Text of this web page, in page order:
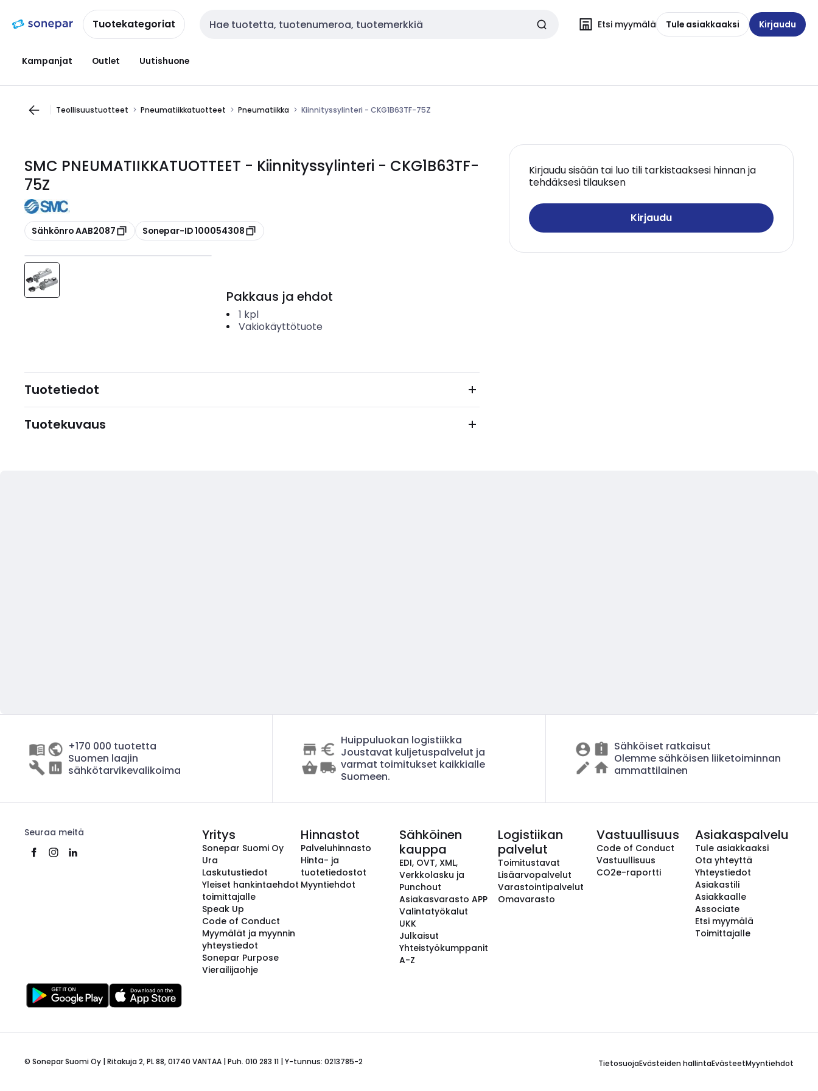
navigointiinsisältöönTuotekategoriat Haku Etsi myymälä Tule asiakkaaksi Kirjaudu
Kampanjat Outlet Uutishuone
Teollisuustuotteet Pneumatiikkatuotteet Pneumatiikka Kiinnityssylinteri - CKG1B63TF-75Z
SMC PNEUMATIIKKATUOTTEET - Kiinnityssylinteri - CKG1B63TF-
75Z
Kopioi
Sähkönro AAB2087 Kopioi
Sonepar-ID 100054308
Kirjaudu sisään tai luo tili tarkistaaksesi hinnan ja
tehdäksesi tilauksen
Kirjaudu
Pakkaus ja ehdot
1 kpl
Vakiokäyttötuote
Tuotetiedot
Tuotekuvaus
+170 000 tuotetta
Suomen laajin
sähkötarvikevalikoima
Huippuluokan logistiikka
Joustavat kuljetuspalvelut ja
varmat toimitukset kaikkialle
Suomeen.
Sähköiset ratkaisut
Olemme sähköisen liiketoiminnan
ammattilainen
Seuraa meitä Yritys
Sonepar Suomi Oy
Ura
Laskutustiedot
Yleiset hankintaehdot
toimittajalle
Speak Up
Code of Conduct
Myymälät ja myynnin
yhteystiedot
Sonepar Purpose
Vierailijaohje
Hinnastot
Palveluhinnasto
Hinta- ja
tuotetiedostot
Myyntiehdot
Sähköinen
kauppa
EDI, OVT, XML,
Verkkolasku ja
Punchout
Asiakasvarasto APP
Valintatyökalut
UKK
Julkaisut
Yhteistyökumppanit
A-Z
Logistiikan
palvelut
Toimitustavat
Lisäarvopalvelut
Varastointipalvelut
Omavarasto
Vastuullisuus
Code of Conduct
Vastuullisuus
CO2e-raportti
Asiakaspalvelu
Tule asiakkaaksi
Ota yhteyttä
Yhteystiedot
Asiakastili
Asiakkaalle
Associate
Etsi myymälä
Toimittajalle
© Sonepar Suomi Oy | Ritakuja 2, PL 88, 01740 VANTAA | Puh. 010 283 11 | Y-tunnus: 0213785-2 TietosuojaEvästeiden hallintaEvästeetMyyntiehdot